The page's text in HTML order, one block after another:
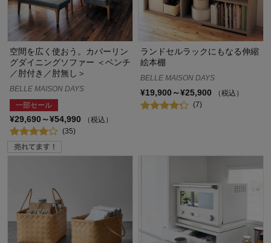
空間を広く使おう。カバーリン
グダイニングソファー ＜ベンチ
／肘付き／肘無し＞
BELLE MAISON DAYS
一部セール
¥29,690～¥54,990
（税込）
(35)
ランドセルラックにもなる伸縮
絵本棚
BELLE MAISON DAYS
¥19,900～¥25,900
（税込）
(7)